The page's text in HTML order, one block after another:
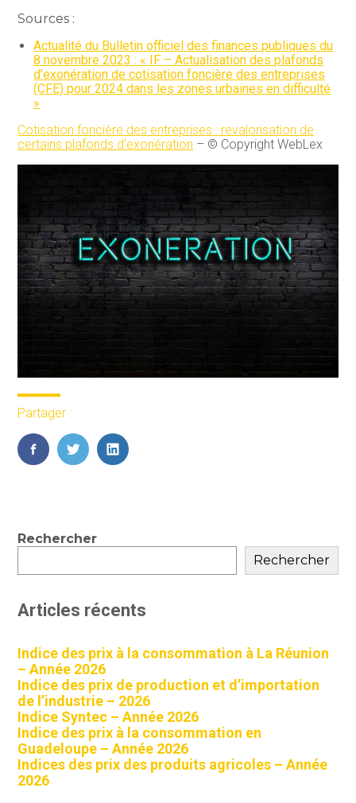
Sources :
Actualité du Bulletin officiel des finances publiques du
8 novembre 2023 : « IF – Actualisation des plafonds
d’exonération de cotisation foncière des entreprises
(CFE) pour 2024 dans les zones urbaines en difficulté
»
Cotisation foncière des entreprises : revalorisation de
certains plafonds d’exonération – © Copyright WebLex
Partager :
FaceBook
TwitterLinkedIn
Blog
Rechercher
Rechercher
Articles récents
Indice des prix à la consommation à La Réunion
– Année 2026
Indice des prix de production et d’importation
de l’industrie – 2026
Indice Syntec – Année 2026
Indice des prix à la consommation en
Guadeloupe – Année 2026
Indices des prix des produits agricoles – Année
2026